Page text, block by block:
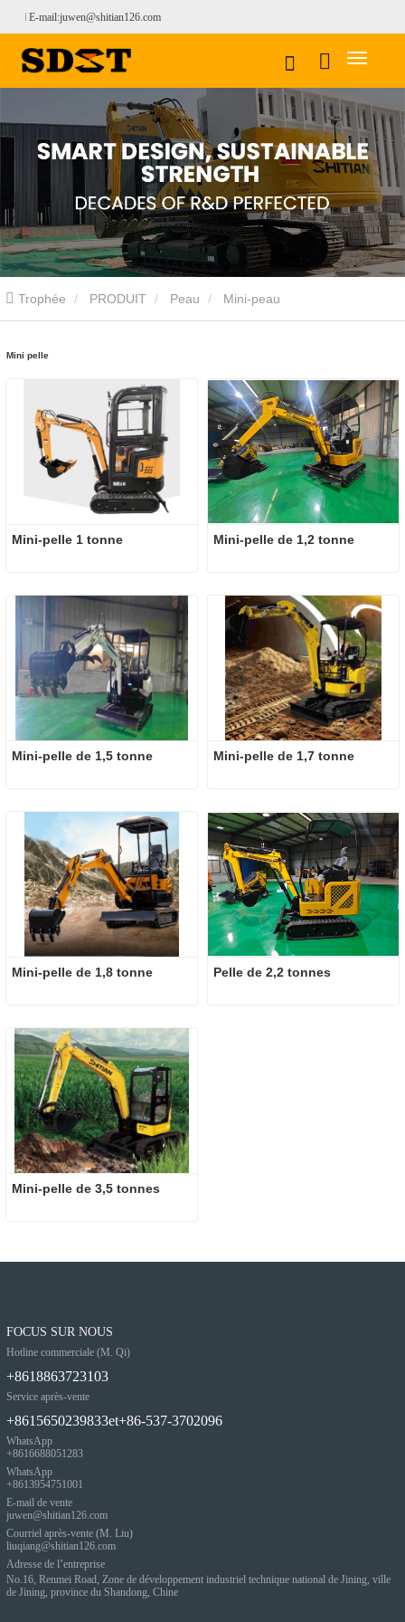
E-mail:juwen@shitian126.com
Trophée PRODUIT Peau Mini-peau
Mini pelle
Mini-pelle 1 tonne Mini-pelle de 1,2 tonne
Mini-pelle de 1,5 tonne Mini-pelle de 1,7 tonne
Mini-pelle de 1,8 tonne Pelle de 2,2 tonnes
Mini-pelle de 3,5 tonnes
FOCUS SUR NOUS
Hotline commerciale (M. Qi)
+8618863723103
Service après-vente
+8615650239833et+86-537-3702096
WhatsApp
+8616688051283
WhatsApp
+8613954751001
E-mail de vente
juwen@shitian126.com
Courriel après-vente (M. Liu)
liuqiang@shitian126.com
Adresse de l’entreprise
No.16, Renmei Road, Zone de développement industriel technique national de Jining, ville
de Jining, province du Shandong, Chine